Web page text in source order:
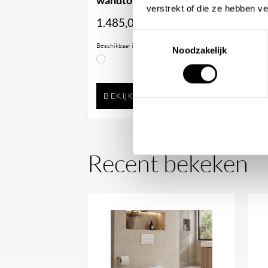
verstrekt of die ze hebben
Noodzakelijk
Kaoline is een toilet bedieningsplaat met
mooi aan op lichte tegels, marmerlooks en
glanslaag is de plaat eenvoudig schoon te
strak en hygiënisch. De dubbele
1.485,00
Beschikbaar in
BEKIJK PRODUCT
Recent bekeken